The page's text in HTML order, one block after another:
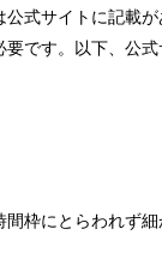
式サイトに記載
です。以下、公
枠にとらわれず細